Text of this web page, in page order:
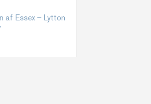
af Essex – Lytton